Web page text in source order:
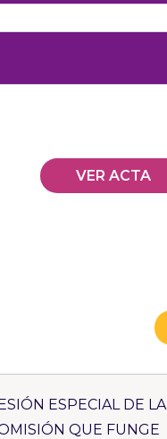
VER ACTA
ESPECIAL DE LA
QUE FUNGE